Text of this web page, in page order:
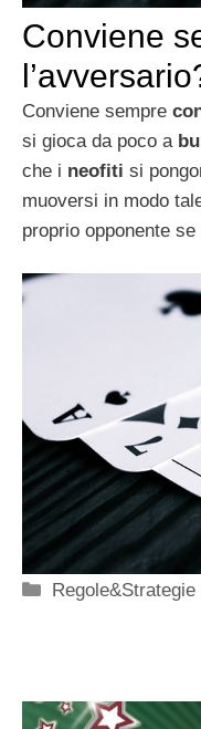
Conviene
Conviene sempre
si gioca da poco a
che i neofiti si
muoversi in modo
proprio opponente
Categorie
Regole&Strategie